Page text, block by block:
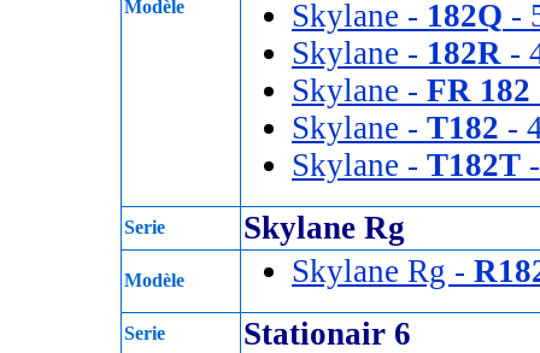
Modèle
Skylane - 182Q -
Skylane - 182R -
Skylane - FR 182
Skylane - T182 -
Skylane - T182T
Serie Skylane Rg
Modèle Skylane Rg -
Serie Stationair 6